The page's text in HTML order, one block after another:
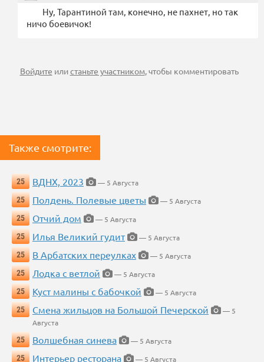
Ну, Тарантиной там, конечно, не пахнет, но так
ничо боевичок!
Войдите илистаньте участником, чтобы комментировать
Также смотрите:
25 ВДНХ, 2023
— 5 Августа
25
Полдень. Полевые цветы
— 5 Августа
25
Отчий дом
— 5 Августа
25
Илья Великий гудит
— 5 Августа
25
В Арбатских переулках
— 5 Августа
25
Лодка с ветлой
— 5 Августа
25
Куст малины с бабочкой
— 5 Августа
25
Смена жильцов на Большой Печерской
— 5
Августа
25
Волшебная синева
— 5 Августа
25
Интерьер ресторана — 5 Августа